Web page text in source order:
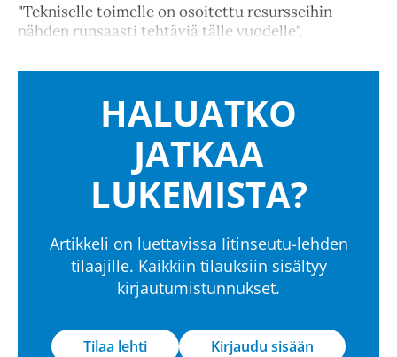
"Tekniselle toimelle on osoitettu resursseihin
nähden runsaasti tehtäviä tälle vuodelle".
HALUATKO
JATKAA
LUKEMISTA?
Artikkeli on luettavissa Iitinseutu-lehden
tilaajille. Kaikkiin tilauksiin sisältyy
kirjautumistunnukset.
Tilaa lehti Kirjaudu sisään